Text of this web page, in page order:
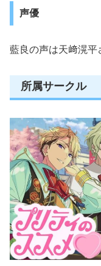
声優
藍良の声は天﨑滉平
所属サークル